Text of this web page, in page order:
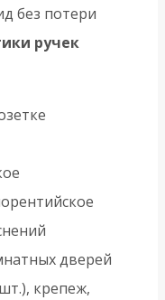
без потери
ручек
дверей
крепеж,